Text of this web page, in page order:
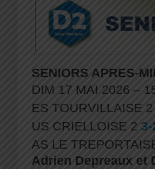
SENIORS APRES-
DIM 17 MAI 2026 –
ES TOURVILLAISE 2
US CRIELLOISE 2 3-
AS LE
Adrien Depreaux et